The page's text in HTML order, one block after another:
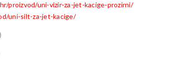
proizvod/uni-vizir-za-jet-kacige-prozirni/
uni-silt-za-jet-kacige/